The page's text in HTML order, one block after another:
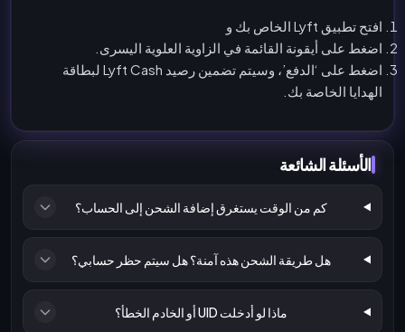
افتح تطبيق Lyft الخاص بك و
اضغط على أيقونة القائمة في الزاوية العلوية اليسرى.
اضغط على ‘الدفع’، وسيتم تضمين رصيد Lyft Cash لبطاقة
الهدايا الخاصة بك.
الأسئلة الشائعة
كم من الوقت يستغرق إضافة الشحن إلى الحساب؟
هل طريقة الشحن هذه آمنة؟ هل سيتم حظر حسابي؟
ماذا لو أدخلت UID أو الخادم الخطأ؟